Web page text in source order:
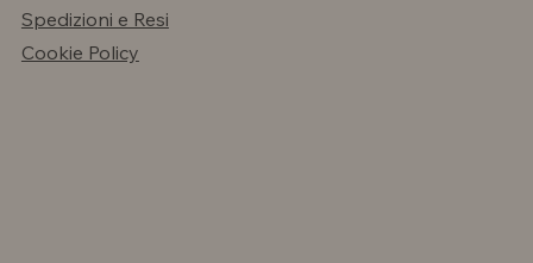
Spedizioni e Resi
Cookie Policy